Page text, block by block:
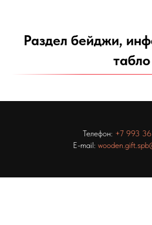
Раздел бейджи,
табло
Телефон: +7 993
E-mail: